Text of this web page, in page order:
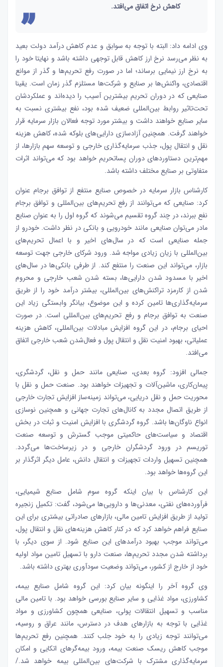
کاهش نرخ اتفاق می‌افتد.
وی ادامه داد: البته با توجه به سوابق و عدم کاهش درآمد دولت بعید
به نظر می‌رسد نرخ ارز کاهش قابل توجهی داشته باشد و نهایتا خود را
به نرخ ارز نیمایی برساند؛ اما در صورت رفع تحریم‌ها و گذر از موانع
اقتصادی، واکنش‌ها بر صنایع و شرکت‌ها مستلزم گذر زمان است. یقینا
صنایعی که در دوران تحریم بیشترین آسیب را دیده‌اند و عملکردشان
تحت‌تاثیر روابط بین‌المللی ضعیف شده بود، نفع بیشتری نسبت به
سایر صنایع خواهند داشت و بیشتر مورد توجه فعالان بازار سرمایه قرار
خواهند گرفت. همچنین آزادسازی دارایی‌های بلوکه شده، کاهش هزینه
نقل و انتقال پول، جذب سرمایه‌گذاری خارجی و توسعه سهم بازارها، از
مهم‌ترین دستاوردهای دوران پساتحریم خواهد بود که می‌تواند اثرات
متفاوتی بر صنایع مختلف داشته باشد.
کارشناس بازار سرمایه در خصوص صنایع منتفع از توافق برجام عنوان
کرد: صنایعی که می‌توانند از رفع تحریم‌های بین‌المللی و توافق برجام
نفع ببرند، در چند گروه تقسیم می‌شوند که گروه اول را به عنوان صنایع
مادر می‌توان صنایعی مانند خودرویی و بانکی در نظر داشت. خودرو از
جمله صنایعی است که در سال‌های اخیر و با اعمال تحریم‌های
بین‌المللی با زیان زیادی مواجه شد. ورود شرکای خارجی جهت توسعه
بازار، می‌تواند این صنعت را منتفع کند. از طرفی بانکی‌ها در سال‌های
اخیر با مسدود شدن دارایی‌ها، بسته شدن شعب خارجی و محروم
شدن از کارمزد تراکنش‌های بین‌المللی، بیشتر درآمد خود را از طریق
سرمایه‌گذاری‌ها تامین کرده و این موضوع، بیانگر وابستگی زیاد این
صنعت به توافق برجام و رفع تحریم‌های بین‌المللی است. در صورت
احیای برجام، در این گروه افزایش مبادلات بین‌المللی، کاهش هزینه
عملیاتی، بهبود امنیت نقل و انتقال پول و فعال‌شدن شعب خارجی اتفاق
می‌افتد.
جمالی افزود: گروه بعدی، صنایعی مانند حمل و نقل، گردشگری،
پیمان‌کاری، ماشین‌آلات و تجهیزات خواهند بود. صنعت حمل و نقل با
محوریت حمل و نقل دریایی، می‌تواند زمینه‌ساز افزایش تجارت خارجی
از طریق اتصال مجدد به کانال‌های تجارت جهانی و همچنین نوسازی
انواع ناوگان‌ها باشد. گروه گردشگری با افزایش امنیت و ثبات در بخش
اقتصاد و سیاست‌های حاکمیتی موجب گسترش و توسعه صنعت
توریسم در ورود گردشگران خارجی و در زیرساخت‌ها می‌گردد.
همچنین تسهیل واردات تجهیزات و انتقال دانش، عامل دیگر اثرگذار بر
این گروه‌ها خواهد بود.
این کارشناس با بیان اینکه گروه سوم شامل صنایع شیمیایی،
فرآورده‌های نفتی، معدنی‌ها و دارویی‌ها می‌شود، گفت: تکمیل زنجیره
تولید از طریق افزایش تامین مالی، بازارهای صادراتی بیشتری برای این
صنایع فراهم خواهد کرد که در کنار کاهش هزینه‌های نقل و انتقال پول،
می‌تواند موجب بهبود درآمدهای این صنایع شود. از سوی دیگر، با
برداشته شدن مجدد تحریم‌ها، صنعت دارو با تسهیل تامین مواد اولیه
خود از خارج از کشور، می‌تواند وضعیت سودآوری بهتری داشته باشد.
وی گروه آخر را اینگونه بیان کرد: این گروه شامل صنایع بیمه،
کشاورزی، مواد غذایی و سایر صنایع بورسی خواهد بود. با تامین مالی
مناسب و تسهیل انتقالات پولی، صنایعی همچون کشاورزی و مواد
غذایی با توجه به بازارهای هدف در دسترس، مانند عراق و روسیه،
می‌توانند توجه زیادی را به خود جلب کنند. همچنین رفع تحریم‌ها
موجب کاهش ریسک صنعت بیمه، ورود بیمه‌گرهای اتکایی و امکان
سرمایه‌گذاری مشترک با شرکت‌های بین‌المللی بیمه خواهد شد./